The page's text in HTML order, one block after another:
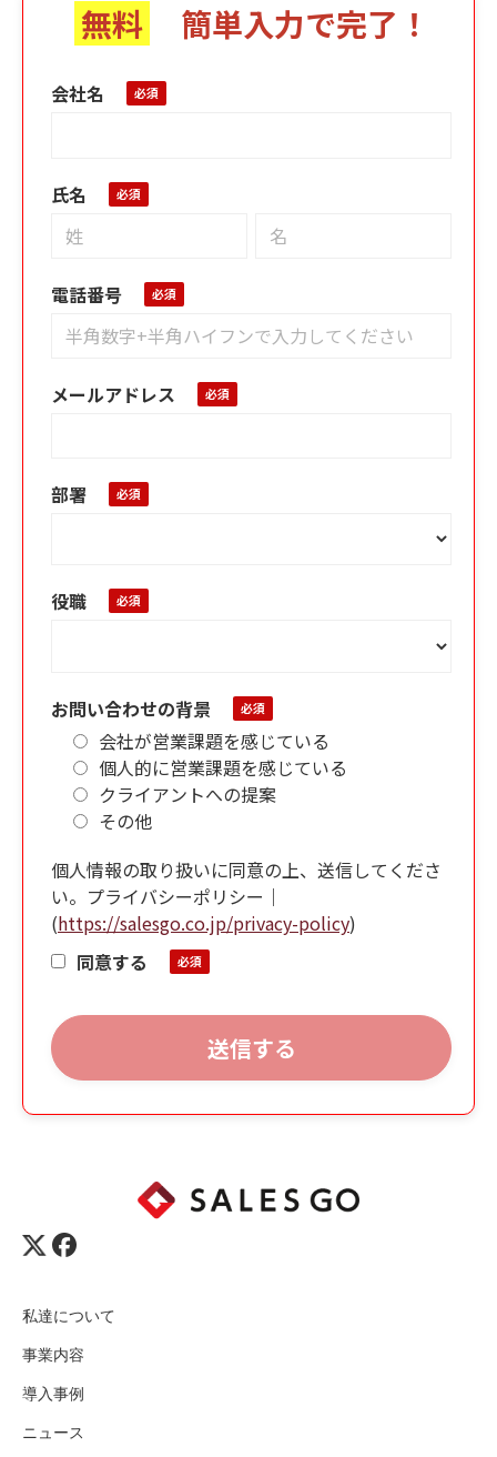
無料 簡単入力で完了！
会社名
氏名
電話番号
メールアドレス
部署
役職
お問い合わせの背景
会社が営業課題を感じている
個人的に営業課題を感じている
クライアントへの提案
その他
個人情報の取り扱いに同意の上、送信してくださ
い。プライバシーポリシー｜
(https://salesgo.co.jp/privacy-policy)
同意する
私達について
事業内容
導入事例
ニュース